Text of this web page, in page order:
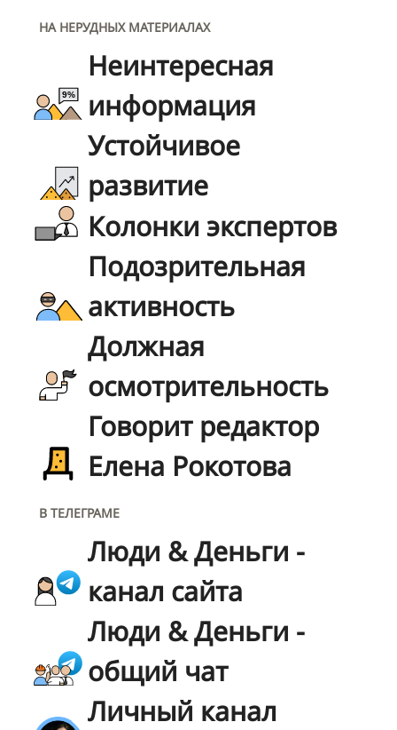
НА НЕРУДНЫХ МАТЕРИАЛАХ
Неинтересная
информация
Устойчивое
развитие
Колонки экспертов
Подозрительная
активность
Должная
осмотрительность
Говорит редактор
Елена Рокотова
В ТЕЛЕГРАМЕ
Люди & Деньги -
канал сайта
Люди & Деньги -
общий чат
Личный канал